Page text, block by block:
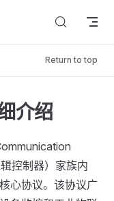
Return to top
介绍
控制器）家族内
心协议。该协议广